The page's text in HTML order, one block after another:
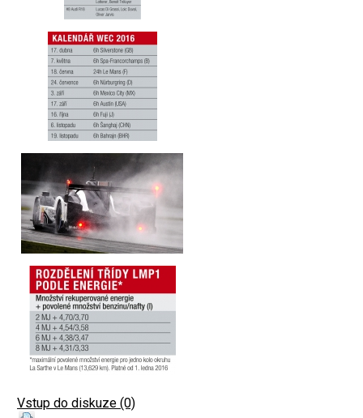
Vstup do diskuze (0)